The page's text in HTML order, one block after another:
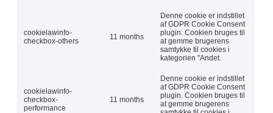
cookielawinfo-
checkbox-others
11 months
Denne cookie er indstillet
af GDPR Cookie Consent
plugin. Cookien bruges til
at gemme brugerens
samtykke til cookies i
kategorien "Andet.
cookielawinfo-
checkbox-
performance
11 months
Denne cookie er indstillet
af GDPR Cookie Consent
plugin. Cookien bruges til
at gemme brugerens